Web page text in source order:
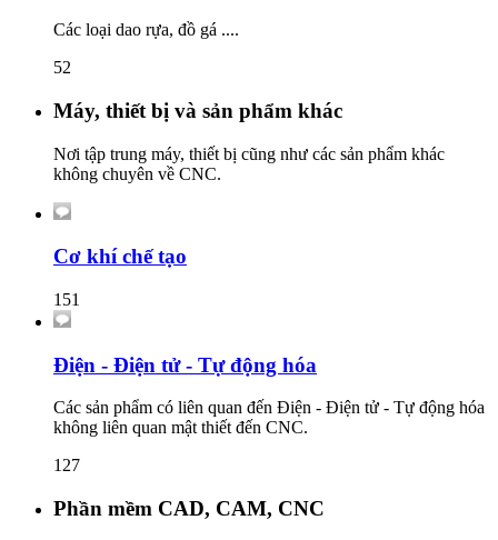
Các loại dao rựa, đồ gá ....
52
Máy, thiết bị và sản phẩm khác
Nơi tập trung máy, thiết bị cũng như các sản phẩm khác
không chuyên về CNC.
Cơ khí chế tạo
151
Điện - Điện tử - Tự động hóa
Các sản phẩm có liên quan đến Điện - Điện tử - Tự động hóa
không liên quan mật thiết đến CNC.
127
Phần mềm CAD, CAM, CNC